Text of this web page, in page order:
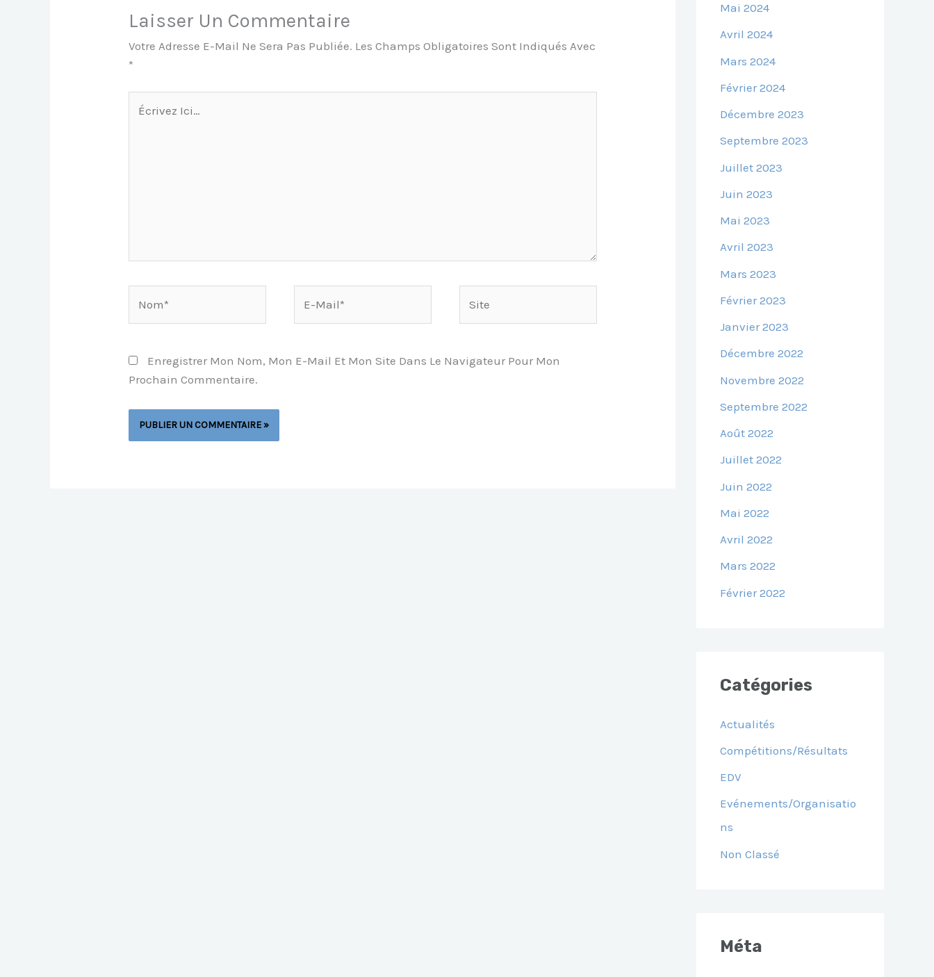
Laisser Un Commentaire
Votre Adresse E-Mail Ne Sera Pas Publiée. Les Champs Obligatoires Sont Indiqués Avec
*
Ici…
Mail*
Enregistrer Mon Nom, Mon E-Mail Et Mon Site Dans Le Navigateur Pour Mon
Prochain Commentaire.
Mai 2024
Avril 2024
Mars 2024
Février 2024
Décembre 2023
Septembre 2023
Juillet 2023
Juin 2023
Mai 2023
Avril 2023
Mars 2023
Février 2023
Janvier 2023
Décembre 2022
Novembre 2022
Septembre 2022
Août 2022
Juillet 2022
Juin 2022
Mai 2022
Avril 2022
Mars 2022
Février 2022
Catégories
Actualités
Compétitions/Résultats
EDV
Evénements/Organisatio
Ns
Non Classé
Méta